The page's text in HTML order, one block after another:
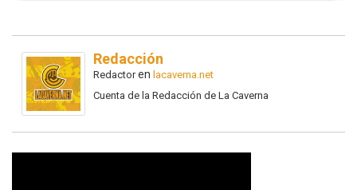
Redacción
Redactoren lacaverna.net
Cuenta de la Redacción de La Caverna